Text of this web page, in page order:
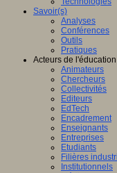
Savoir(s)
Analyses
Conférences
Outils
Pratiques
Acteurs de l'éducation
Animateurs
Chercheurs
Collectivités
Editeurs
EdTech
Encadrement
Enseignants
Entreprises
Etudiants
Filières
Institutionnels